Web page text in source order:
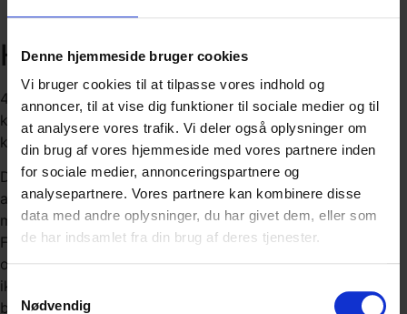
Denne hjemmeside bruger cookies
Vi bruger cookies til at tilpasse vores indhold og
annoncer, til at vise dig funktioner til sociale medier og til
at analysere vores trafik. Vi deler også oplysninger om
din brug af vores hjemmeside med vores partnere inden
for sociale medier, annonceringspartnere og
analysepartnere. Vores partnere kan kombinere disse
data med andre oplysninger, du har givet dem, eller som
de har indsamlet fra din brug af deres tjenester.
Samtykkevalg
Nødvendig
HOTELBESKRIVELSE
4* Lejlighedshotel med eget køkken. Her kan du lave en
kop kaffe på værelset eller snuppe kolde drikke fra
køleskabet og nyde solnedgangen fra terrassen / altanen.
Dette hotel har jeg brugt fra den først rejse jeg har
arrangeret med deltagere, hotellet er udvalgt blandt
mange andre i Torremolinos og Fuengirola.
Flere af de store rejseselskaber bruger også dette hotel
om sommeren, men i de perioder vi bor der, mærker vi
ikke det er et turisthotel. Der er god plads til at finde et
bord og nyde sin morgenmad, som er én af grundene til